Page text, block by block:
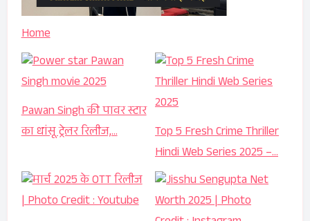
Home
Pawan Singh की पावर स्टार
का धांसू ट्रेलर रिलीज,…
Top 5 Fresh Crime Thriller
Hindi Web Series 2025 –…